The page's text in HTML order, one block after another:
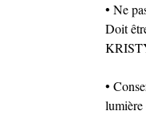
• Ne
Doit
•
lumière